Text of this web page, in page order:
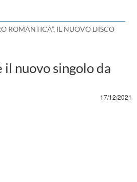
ROMANTICA”, IL NUOVO DISCO
il nuovo singolo da
17/12/2021